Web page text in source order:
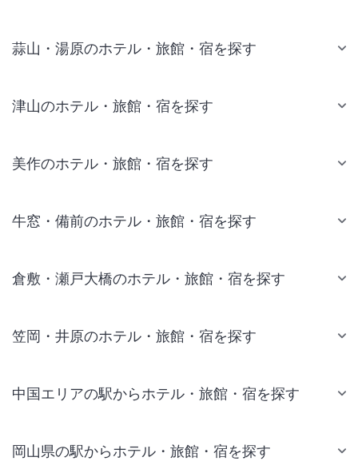
蒜山・湯原のホテル・旅館・宿を探す
津山のホテル・旅館・宿を探す
美作のホテル・旅館・宿を探す
牛窓・備前のホテル・旅館・宿を探す
倉敷・瀬戸大橋のホテル・旅館・宿を探す
笠岡・井原のホテル・旅館・宿を探す
中国エリアの駅からホテル・旅館・宿を探す
岡山県の駅からホテル・旅館・宿を探す